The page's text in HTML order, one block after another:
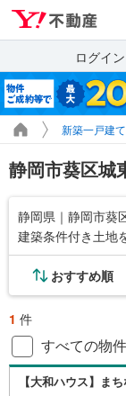
ログイン
新築一戸建て
静岡市葵区城
静岡県｜静岡市葵
建築条件付き土地
おすすめ順
1 件
すべての物
【大和ハウス】ま